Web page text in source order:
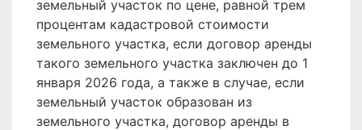
земельный участок по цене, равной трем
процентам кадастровой стоимости
земельного участка, если договор аренды
такого земельного участка заключен до 1
января 2026 года, а также в случае, если
земельный участок образован из
земельного участка, договор аренды в